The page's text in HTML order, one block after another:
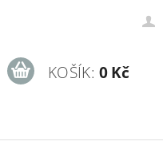
KOŠÍK: 0 Kč